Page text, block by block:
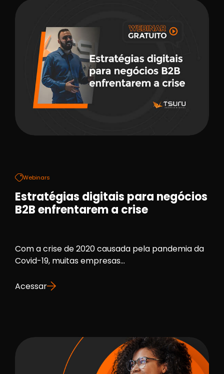
Webinars
Estratégias digitais para negócios
B2B enfrentarem a crise
Com a crise de 2020 causada pela pandemia da
Covid-19, muitas empresas...
Acessar